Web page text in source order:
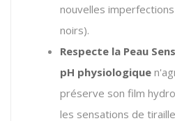
nouvelles
noirs).
Respecte la Peau
pH physiologique
préserve son film
les sensations de